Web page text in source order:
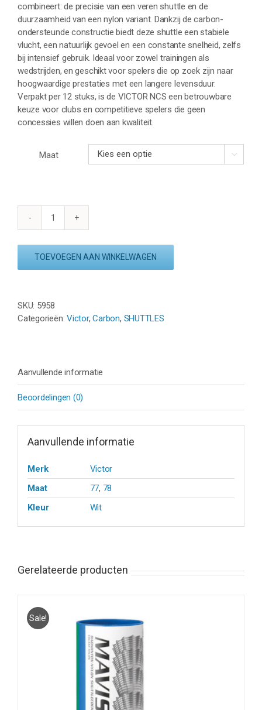
combineert: de precisie van een veren shuttle en de
duurzaamheid van een nylon variant. Dankzij de carbon-
ondersteunde constructie biedt deze shuttle een stabiele
vlucht, een natuurlijk gevoel en een constante snelheid, zelfs
bij intensief gebruik. Ideaal voor zowel trainingen als
wedstrijden, en geschikt voor spelers die op zoek zijn naar
hoogwaardige prestaties met een langere levensduur.
Verpakt per 12 stuks, is de VICTOR NCS een betrouwbare
keuze voor clubs en competitieve spelers die geen
concessies willen doen aan kwaliteit.
Maat 
VICTOR
NEW
ST.)
aantal
TOEVOEGEN AAN WINKELWAGEN
SKU: 5958
Categorieën:Victor,Carbon, SHUTTLES
Aanvullende informatie
Beoordelingen (0)
Aanvullende informatie
Merk
Victor
Maat
77, 78
Kleur
Wit
Gerelateerde producten
Sale!